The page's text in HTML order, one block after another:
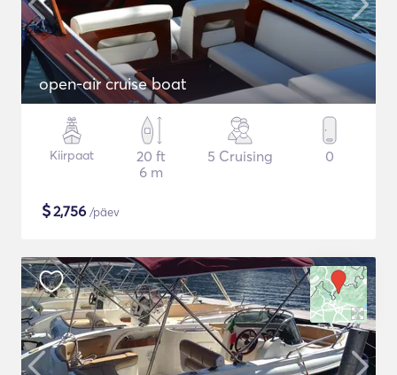
open-air cruise boat
Kiirpaat
20 ft
6 m
5 Cruising 0
$2,756 /päev